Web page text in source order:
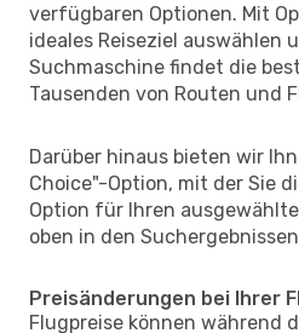
verfügbaren Optionen. Mit
ideales Reiseziel auswählen
Suchmaschine findet die
Tausenden von Routen und
Darüber hinaus bieten wir
Choice"-Option, mit der Sie
Option für Ihren
oben in den
Preisänderungen bei Ihrer
Flugpreise können während